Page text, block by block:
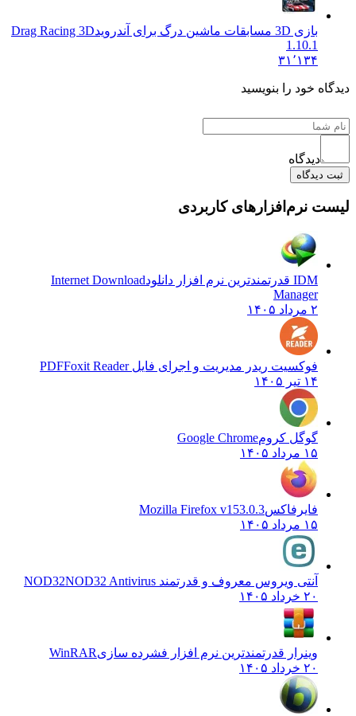
بازی 3D مسابقات ماشین درگ برای آندروید
Drag Racing 3D
1.10.1
۳۱٬۱۳۴
دیدگاه خود را بنویسید
دیدگاه
ثبت دیدگاه
لیست نرم‌افزارهای کاربردی
IDM قدرتمندترین نرم افزار دانلود
Internet Download
Manager
۲ مرداد ۱۴۰۵
فوکسیت ریدر مدیریت و اجرای فایل PDFFoxit Reader
۱۴ تیر ۱۴۰۵
گوگل کرومGoogle Chrome
۱۵ مرداد ۱۴۰۵
فایرفاکسMozilla Firefox v153.0.3
۱۵ مرداد ۱۴۰۵
آنتی ویروس معروف و قدرتمند NOD32 NOD32 Antivirus
۲۰ خرداد ۱۴۰۵
وینرار قدرتمندترین نرم افزار فشرده سازیWinRAR
۲۰ خرداد ۱۴۰۵